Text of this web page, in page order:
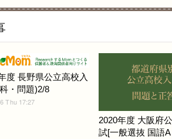
度 長野県公立高校入
・問題)2/8
Thu 17:27
2020年度 大阪府
試[一般選抜 国語A